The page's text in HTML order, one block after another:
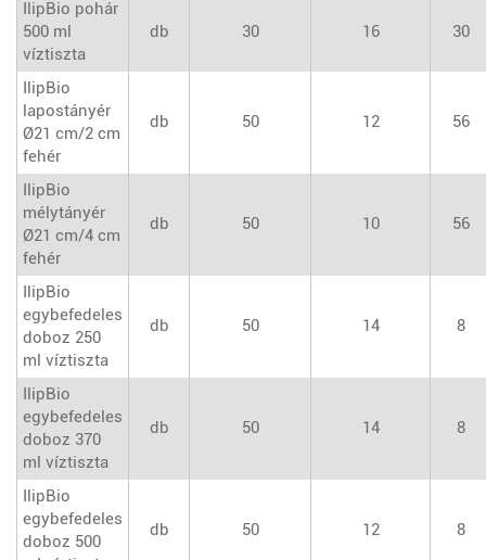
IlipBio pohár
500 ml
víztiszta
db 30 16 30
IlipBio
lapostányér
Ø21 cm/2 cm
fehér
db 50 12 56
IlipBio
mélytányér
Ø21 cm/4 cm
fehér
db 50 10 56
IlipBio
egybefedeles
doboz 250
ml víztiszta
db 50 14 8
IlipBio
egybefedeles
doboz 370
ml víztiszta
db 50 14 8
IlipBio
egybefedeles
doboz 500
db 50 12 8